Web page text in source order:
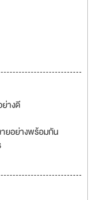
ย่างดี
ายอย่างพร้อมกัน